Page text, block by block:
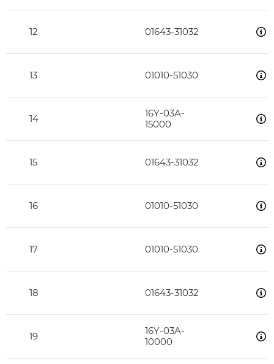
12 01643-31032
13 01010-51030
14
16Y-03A-
15000
15 01643-31032
16 01010-51030
17 01010-51030
18 01643-31032
19
16Y-03A-
10000